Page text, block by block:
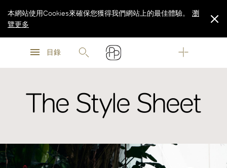
瀏
目錄
本網站使用Cookies來確保您獲得我們網站上的最佳體驗。
瀏
覽更多
The Style Sheet